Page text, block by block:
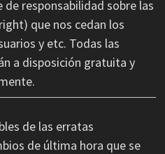
responsabilidad sobre las
que nos cedan los
y etc. Todas las
a disposición gratuita y
de las erratas
de última hora que se